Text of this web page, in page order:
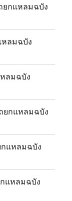
ยกแหลมฉบัง
หลมฉบัง
ลมฉบัง
ยกแหลมฉบัง
กแหลมฉบัง
แหลมฉบัง